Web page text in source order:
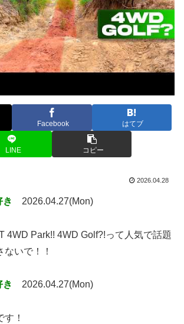
Facebook はてブ
LINE コピー
2026.04.28
き 2026.04.27(Mon)
4WD Park!! 4WD Golf?!って人気で話題
ないで！！
き 2026.04.27(Mon)
！